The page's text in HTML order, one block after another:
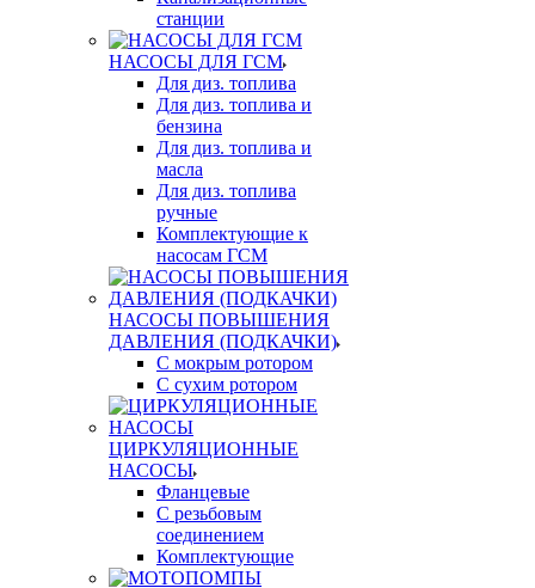
станции
НАСОСЫ ДЛЯ ГСМ
Для диз. топлива
Для диз. топлива и
бензина
Для диз. топлива и
масла
Для диз. топлива
ручные
Комплектующие к
насосам ГСМ
НАСОСЫ ПОВЫШЕНИЯ
ДАВЛЕНИЯ (ПОДКАЧКИ)
С мокрым ротором
С сухим ротором
ЦИРКУЛЯЦИОННЫЕ
НАСОСЫ
Фланцевые
С резьбовым
соединением
Комплектующие